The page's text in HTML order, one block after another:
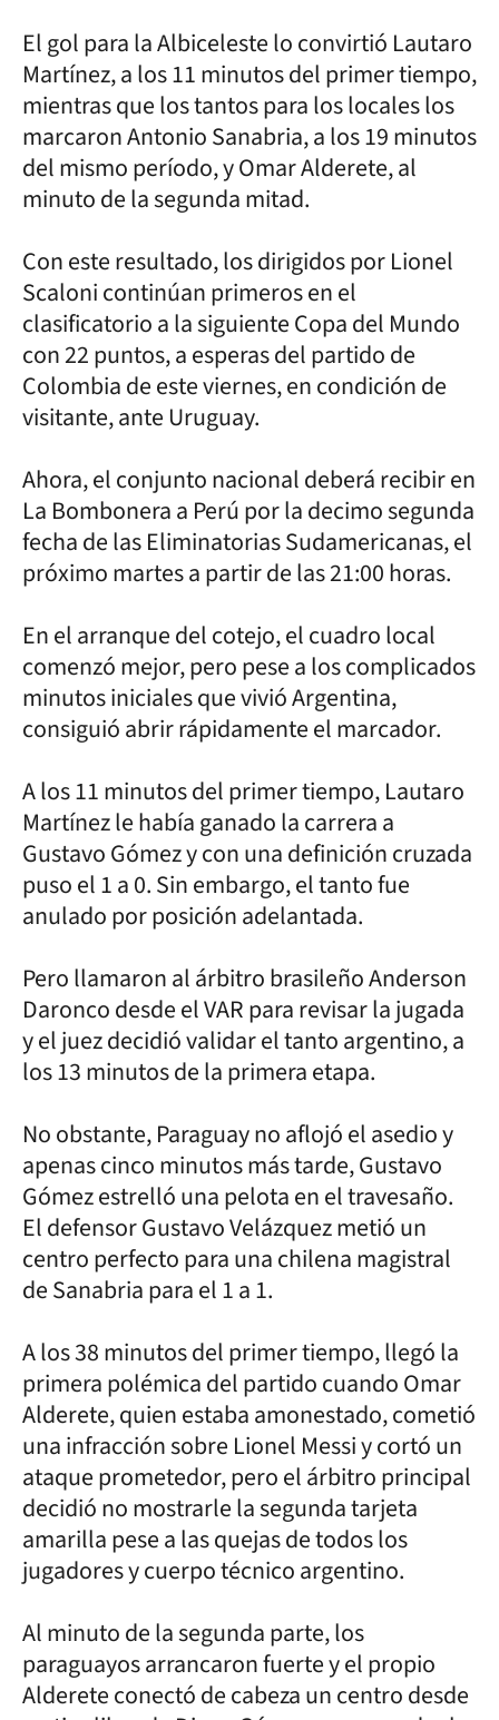
El gol para la Albiceleste lo convirtió Lautaro
Martínez, a los 11 minutos del primer tiempo,
mientras que los tantos para los locales los
marcaron Antonio Sanabria, a los 19 minutos
del mismo período, y Omar Alderete, al
minuto de la segunda mitad.
Con este resultado, los dirigidos por Lionel
Scaloni continúan primeros en el
clasificatorio a la siguiente Copa del Mundo
con 22 puntos, a esperas del partido de
Colombia de este viernes, en condición de
visitante, ante Uruguay.
Ahora, el conjunto nacional deberá recibir en
La Bombonera a Perú por la decimo segunda
fecha de las Eliminatorias Sudamericanas, el
próximo martes a partir de las 21:00 horas.
En el arranque del cotejo, el cuadro local
comenzó mejor, pero pese a los complicados
minutos iniciales que vivió Argentina,
consiguió abrir rápidamente el marcador.
A los 11 minutos del primer tiempo, Lautaro
Martínez le había ganado la carrera a
Gustavo Gómez y con una definición cruzada
puso el 1 a 0. Sin embargo, el tanto fue
anulado por posición adelantada.
Pero llamaron al árbitro brasileño Anderson
Daronco desde el VAR para revisar la jugada
y el juez decidió validar el tanto argentino, a
los 13 minutos de la primera etapa.
No obstante, Paraguay no aflojó el asedio y
apenas cinco minutos más tarde, Gustavo
Gómez estrelló una pelota en el travesaño.
El defensor Gustavo Velázquez metió un
centro perfecto para una chilena magistral
de Sanabria para el 1 a 1.
A los 38 minutos del primer tiempo, llegó la
primera polémica del partido cuando Omar
Alderete, quien estaba amonestado, cometió
una infracción sobre Lionel Messi y cortó un
ataque prometedor, pero el árbitro principal
decidió no mostrarle la segunda tarjeta
amarilla pese a las quejas de todos los
jugadores y cuerpo técnico argentino.
Al minuto de la segunda parte, los
paraguayos arrancaron fuerte y el propio
Alderete conectó de cabeza un centro desde